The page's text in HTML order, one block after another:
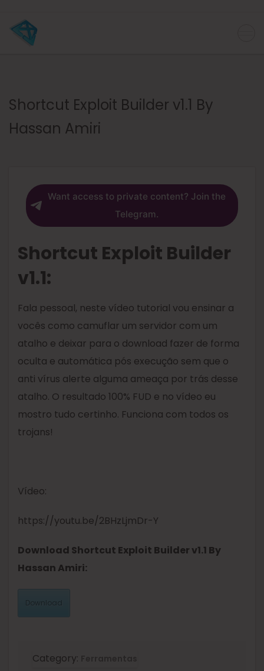
Shortcut Exploit Builder v1.1 By
Hassan Amiri
Want access to private content? Join the
Telegram.
Shortcut Exploit Builder
v1.1:
Fala pessoal, neste vídeo tutorial vou ensinar a
vocês como camuflar um servidor com um
atalho e deixar para o download fazer de forma
oculta e automática pós execução sem que o
anti vírus alerte alguma ameaça por trás desse
atalho. O resultado 100% FUD e no vídeo eu
mostro tudo certinho. Funciona com todos os
trojans!
Vídeo:
https://youtu.be/2BHzLjmDr-Y
Download Shortcut Exploit Builder v1.1 By
Hassan Amiri:
Download
Category: